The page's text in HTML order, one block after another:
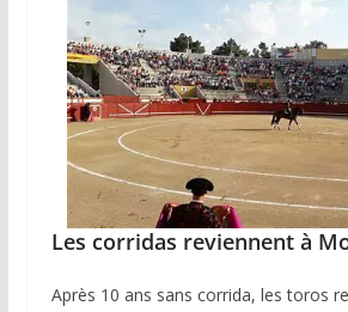
Les corridas reviennent à
Après 10 ans sans corrida, les toros